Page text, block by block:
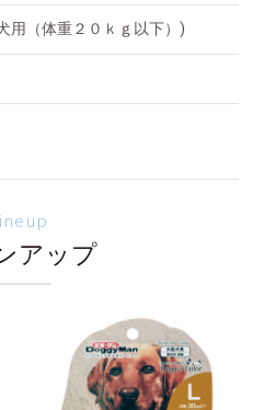
用（体重２０ｋｇ以下）)
アップ